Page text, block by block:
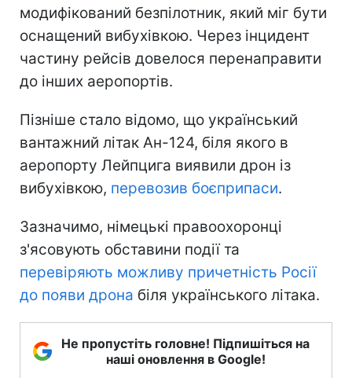
модифікований безпілотник, який міг бути
оснащений вибухівкою. Через інцидент
частину рейсів довелося перенаправити
до інших аеропортів.
Пізніше стало відомо, що український
вантажний літак Ан-124, біля якого в
аеропорту Лейпцига виявили дрон із
вибухівкою, перевозив боєприпаси.
Зазначимо, німецькі правоохоронці
з'ясовують обставини події та
перевіряють можливу причетність Росії
до появи дрона біля українського літака.
Не пропустіть головне! Підпишіться на
наші оновлення в Google!